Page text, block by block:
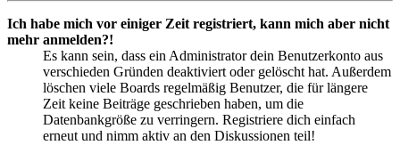
Ich habe mich vor einiger Zeit registriert, kann mich aber nicht
mehr anmelden?!
Es kann sein, dass ein Administrator dein Benutzerkonto aus
verschieden Gründen deaktiviert oder gelöscht hat. Außerdem
löschen viele Boards regelmäßig Benutzer, die für längere
Zeit keine Beiträge geschrieben haben, um die
Datenbankgröße zu verringern. Registriere dich einfach
erneut und nimm aktiv an den Diskussionen teil!